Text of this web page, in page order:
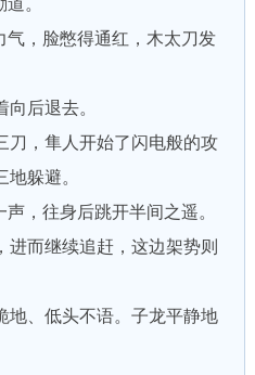
。
，脸憋得通红，木太刀发
后退去。
，隼人开始了闪电般的攻
躲避。
，往身后跳开半间之遥。
而继续追赶，这边架势则
、低头不语。子龙平静地